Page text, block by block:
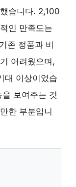
습니다. 2,100
인 만족도는
존 정품과 비
어려웠으며,
대 이상이었습
보여주는 것
한 부분입니